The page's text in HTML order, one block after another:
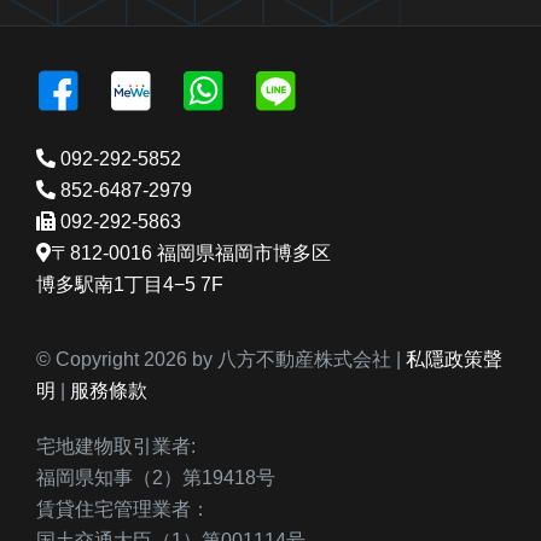
092-292-5852
852-6487-2979
092-292-5863
〒812-0016 福岡県福岡市博多区
博多駅南1丁目4−5 7F
© Copyright 2026 by 八方不動産株式会社 | 私隱政策聲
明
服務條款
宅地建物取引業者:
福岡県知事（2）第19418号
賃貸住宅管理業者：